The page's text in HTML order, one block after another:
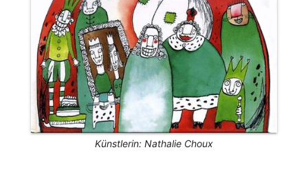
Künstlerin: Nathalie Choux